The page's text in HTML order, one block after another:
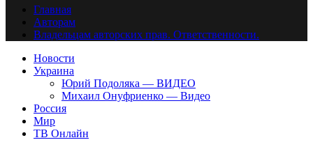
Главная
Авторам
Владельцам авторских прав. Ответственности.
Новости
Украина
Юрий Подоляка — ВИДЕО
Михаил Онуфриенко — Видео
Россия
Мир
ТВ Онлайн